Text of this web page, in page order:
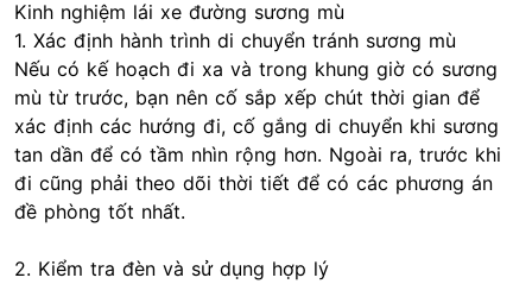
Kinh nghiệm lái xe đường sương mù
1. Xác định hành trình di chuyển tránh sương mù
Nếu có kế hoạch đi xa và trong khung giờ có sương
mù từ trước, bạn nên cố sắp xếp chút thời gian để
xác định các hướng đi, cố gắng di chuyển khi sương
tan dần để có tầm nhìn rộng hơn. Ngoài ra, trước khi
đi cũng phải theo dõi thời tiết để có các phương án
đề phòng tốt nhất.
2. Kiểm tra đèn và sử dụng hợp lý